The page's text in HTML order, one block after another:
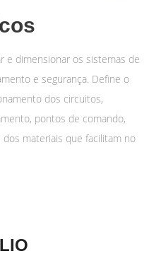
e dimensionar os sistemas de
e segurança. Define o
dos circuitos,
pontos de comando,
materiais que facilitam no